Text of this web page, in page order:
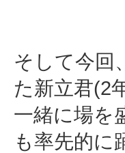
そして今回
た新立君(2
一緒に場を
も率先的に